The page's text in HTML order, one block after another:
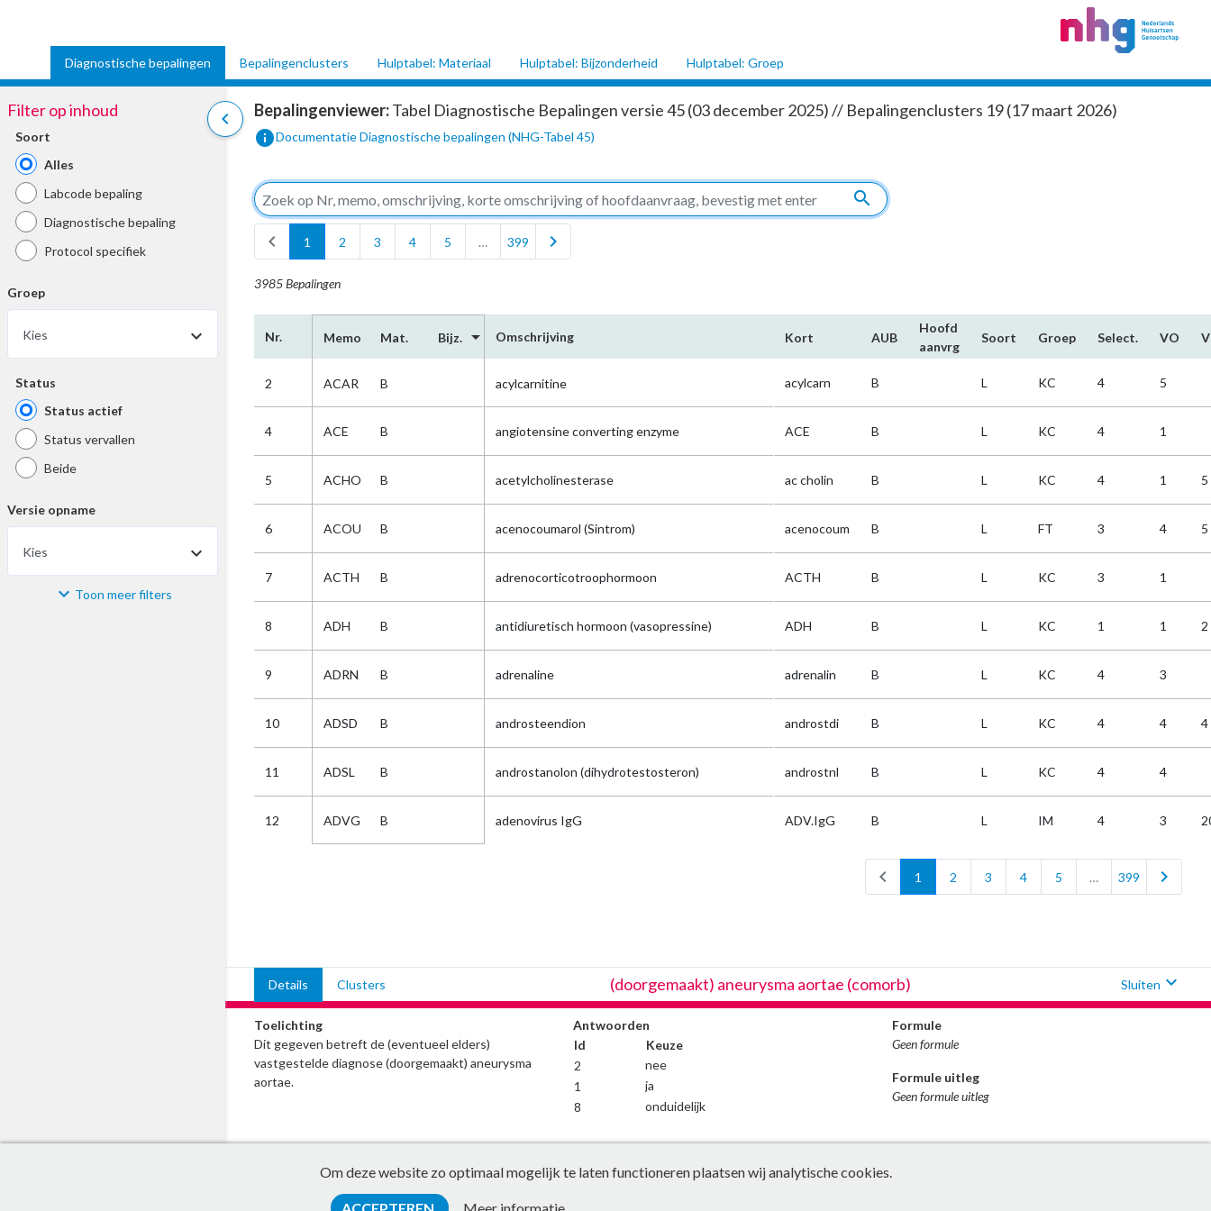
Diagnostische bepalingen Bepalingenclusters Hulptabel: Materiaal Hulptabel: Bijzonderheid Hulptabel: Groep
chevron_left
Filter op inhoud
Soort
Alles
Labcode bepaling
Diagnostische bepaling
Protocol specifiek
Groep
Kies
Status
Status actief
Status vervallen
Beide
Versie opname
Kies
Materiaal Toon meer filters
Bepalingenviewer:Tabel Diagnostische Bepalingen versie 45 (03 december 2025) // Bepalingenclusters 19 (17 maart 2026)
infoDocumentatie Diagnostische bepalingen (NHG-Tabel 45)
search
chevron_left
1 2 3 4 5 … 399 chevron_right
3985 Bepalingen
Nr. Memo Mat. Bijz. arrow_drop_down Omschrijving Kort AUB
Hoofd​
aanvrg
Soort Groep Select. VO
2 ACAR B acylcarnitine acylcarn B L KC 4 5
4 ACE B angiotensine converting enzyme ACE B L KC 4 1
5 ACHO B acetylcholinesterase ac cholin B L KC 4 1 5
6 ACOU B acenocoumarol (Sintrom) acenocoum B L FT 3 4 5
7 ACTH B adrenocorticotroophormoon ACTH B L KC 3 1
8 ADH B antidiuretisch hormoon (vasopressine) ADH B L KC 1 1 2
9 ADRN B adrenaline adrenalin B L KC 4 3
10 ADSD B androsteendion androstdi B L KC 4 4 4
11 ADSL B androstanolon (dihydrotestosteron) androstnl B L KC 4 4
12 ADVG B adenovirus IgG ADV.IgG B L IM 4 3
chevron_left 1 2 3 4 5 … 399 chevron_right
Details Clusters (doorgemaakt) aneurysma aortae (comorb) Sluiten expand_more
Toelichting
Dit gegeven betreft de (eventueel elders)
vastgestelde diagnose (doorgemaakt) aneurysma
aortae.
Antwoorden
Id
Keuze
2
nee
1
ja
8
onduidelijk
Formule
Geen formule
Formule uitleg
Geen formule uitleg
Om deze website zo optimaal mogelijk te laten functioneren plaatsen wij analytische cookies.